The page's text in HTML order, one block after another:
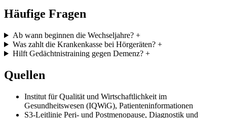
Häufige Fragen
Ab wann beginnen die Wechseljahre?+
Was zahlt die Krankenkasse bei Hörgeräten?+
Hilft Gedächtnistraining gegen Demenz?+
Quellen
Institut für Qualität und Wirtschaftlichkeit im
Gesundheitswesen (IQWiG), Patienteninformationen
S3-Leitlinie Peri- und Postmenopause, Diagnostik und